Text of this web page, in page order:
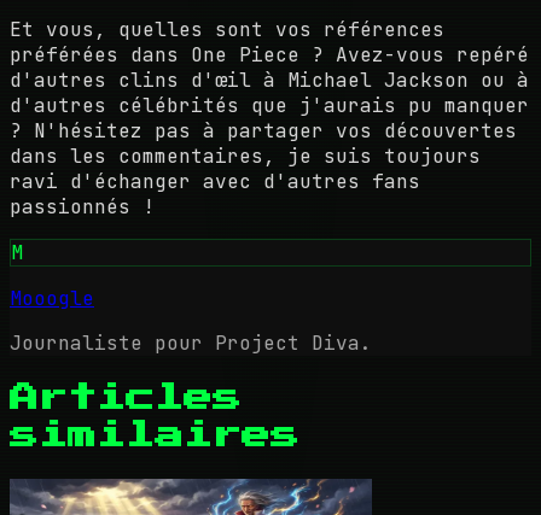
Et vous, quelles sont vos références
préférées dans One Piece ? Avez-vous repéré
d'autres clins d'œil à Michael Jackson ou à
d'autres célébrités que j'aurais pu manquer
? N'hésitez pas à partager vos découvertes
dans les commentaires, je suis toujours
ravi d'échanger avec d'autres fans
passionnés !
M
Mooogle
Journaliste pour Project Diva.
Articles
similaires